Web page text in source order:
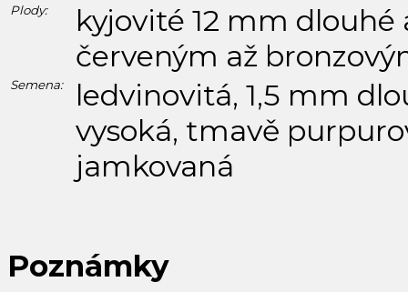
Plody:
kyjovité 12 mm dlouhé
červeným až
Semena:
ledvinovitá, 1,5 mm
vysoká, tmavě
jamkovaná
Poznámky